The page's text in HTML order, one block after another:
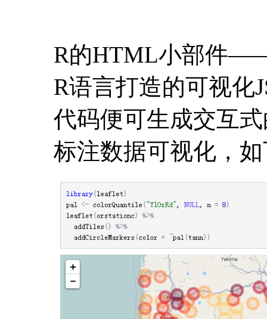
R的HTML小部件
R语言打造的可视化
代码便可生成交互
标注数据可视化，